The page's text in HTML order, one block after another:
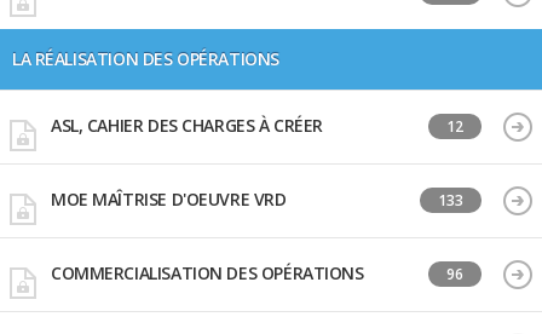
LA RÉALISATION DES OPÉRATIONS
ASL, CAHIER DES CHARGES À CRÉER 12
MOE MAÎTRISE D'OEUVRE VRD 133
COMMERCIALISATION DES OPÉRATIONS 96